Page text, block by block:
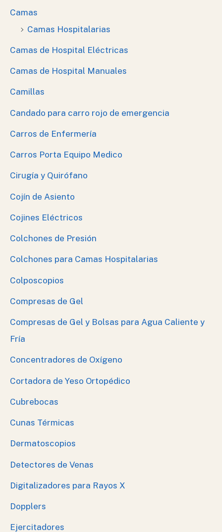
Camas
Camas Hospitalarias
Camas de Hospital Eléctricas
Camas de Hospital Manuales
Camillas
Candado para carro rojo de emergencia
Carros de Enfermería
Carros Porta Equipo Medico
Cirugía y Quirófano
Cojín de Asiento
Cojines Eléctricos
Colchones de Presión
Colchones para Camas Hospitalarias
Colposcopios
Compresas de Gel
Compresas de Gel y Bolsas para Agua Caliente y
Fría
Concentradores de Oxígeno
Cortadora de Yeso Ortopédico
Cubrebocas
Cunas Térmicas
Dermatoscopios
Detectores de Venas
Digitalizadores para Rayos X
Dopplers
Ejercitadores